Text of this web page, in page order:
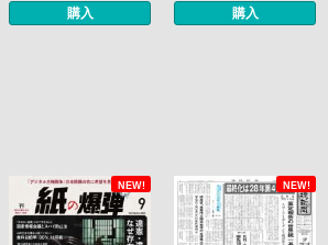
購入 購入
NEW! NEW!